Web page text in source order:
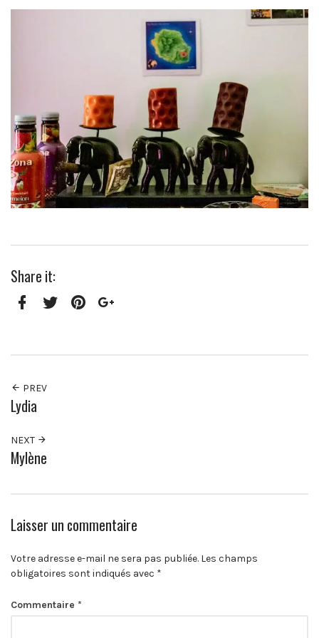
Share it:
PREV
Lydia
NEXT
Mylène
Laisser un commentaire
Votre adresse e-mail ne sera pas publiée. Les champs
obligatoires sont indiqués avec *
Commentaire *